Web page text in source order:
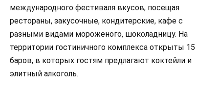
международного фестиваля вкусов, посещая
рестораны, закусочные, кондитерские, кафе с
разными видами мороженого, шоколадницу. На
территории гостиничного комплекса открыты 15
баров, в которых гостям предлагают коктейли и
элитный алкоголь.